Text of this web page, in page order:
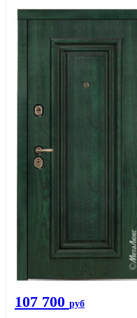
107 700 руб